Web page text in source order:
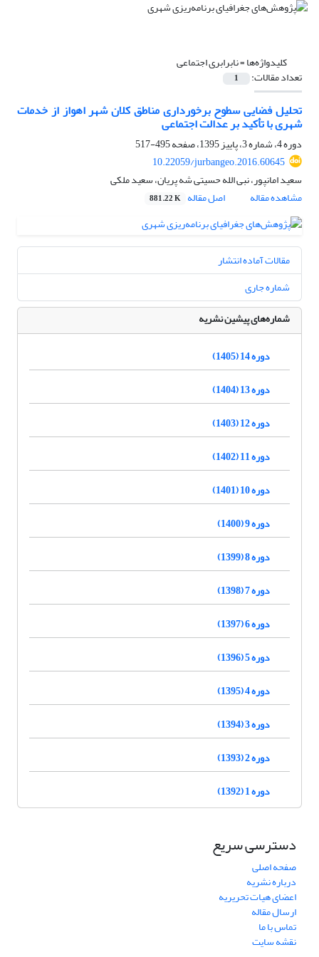
کلیدواژه‌ها =نابرابری اجتماعی
تعداد مقالات: 1
تحلیل فضایی سطوح برخورداری مناطق کلان شهر اهواز از خدمات
شهری با تأکید بر عدالت اجتماعی
دوره 4، شماره 3، پاییز 1395، صفحه
495-517
10.22059/jurbangeo.2016.60645
سعید امانپور، نبی الله حسیتی شه پریان، سعید ملکی
مشاهده مقاله
اصل مقاله 881.22 K
مقالات آماده انتشار
شماره جاری
شماره‌های پیشین نشریه
دوره 14 (1405)
دوره 13 (1404)
دوره 12 (1403)
دوره 11 (1402)
دوره 10 (1401)
دوره 9 (1400)
دوره 8 (1399)
دوره 7 (1398)
دوره 6 (1397)
دوره 5 (1396)
دوره 4 (1395)
دوره 3 (1394)
دوره 2 (1393)
دوره 1 (1392)
دسترسی سریع
صفحه اصلی
درباره نشریه
اعضای هیات تحریریه
ارسال مقاله
تماس با ما
نقشه سایت